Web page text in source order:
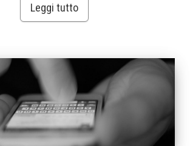
Leggi tutto